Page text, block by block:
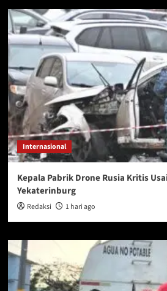
Internasional
Kepala Pabrik Drone Rusia Kritis
Yekaterinburg
Redaksi 1 hari ago